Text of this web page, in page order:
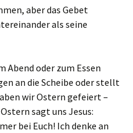
aber das Gebet
als seine
Abend oder zum Essen
an die Scheibe oder stellt
wir Ostern gefeiert –
sagt uns Jesus:
bei Euch! Ich denke an